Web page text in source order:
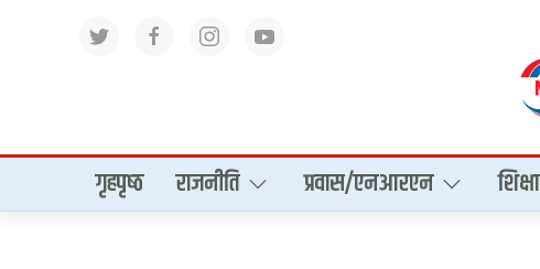
गृहपृष्‍ठ राजनीति प्रवास/एनआरएन शिक्षा